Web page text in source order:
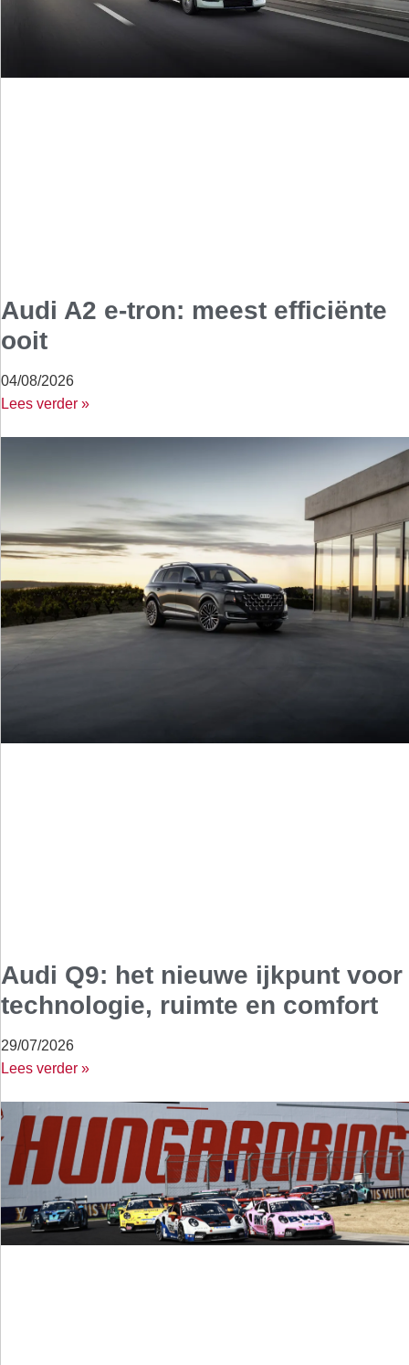
Audi A2 e-tron: meest efficiënte
ooit
04/08/2026
Lees verder »
Audi Q9: het nieuwe ijkpunt voor
technologie, ruimte en comfort
29/07/2026
Lees verder »